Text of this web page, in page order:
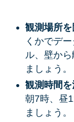
観測場所
くかでデ
ル、壁か
ましょう。
観測時間
朝7時、昼
ましょう。